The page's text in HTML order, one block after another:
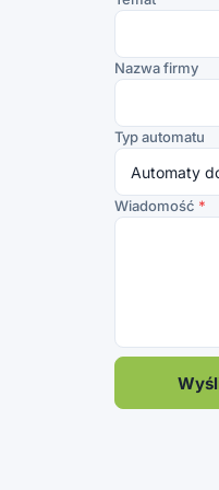
Nazwa firmy
Typ automatu
Wiadomość *